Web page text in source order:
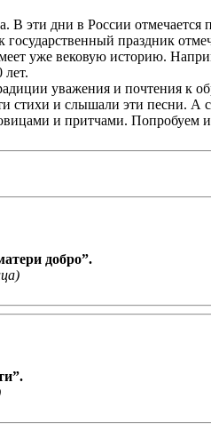
В эти дни в России
праздник
уже вековую историю.
уважения и почтения к
стихи и слышали эти песни.
и притчами. Попробуем
добро”.